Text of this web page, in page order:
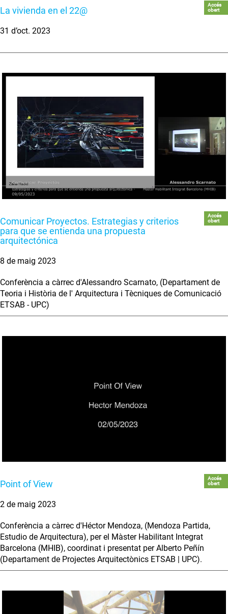
La vivienda en el 22@
Accés
obert
31 d’oct. 2023
Comunicar Proyectos. Estrategias y criterios
para que se entienda una propuesta
arquitectónica
Accés
obert
8 de maig 2023
Conferència a càrrec d'Alessandro Scarnato, (Departament de
Teoria i Història de l' Arquitectura i Tècniques de Comunicació
ETSAB - UPC)
Point of View
Accés
obert
2 de maig 2023
Conferència a càrrec d'Héctor Mendoza, (Mendoza Partida,
Estudio de Arquitectura), per el Màster Habilitant Integrat
Barcelona (MHIB), coordinat i presentat per Alberto Peñín
(Departament de Projectes Arquitectònics ETSAB | UPC).